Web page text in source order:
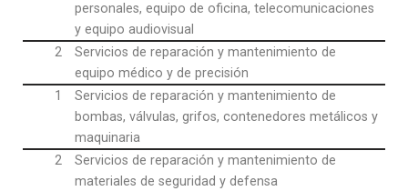
personales, equipo de oficina, telecomunicaciones
y equipo audiovisual
2
Servicios de reparación y mantenimiento de
equipo médico y de precisión
1
Servicios de reparación y mantenimiento de
bombas, válvulas, grifos, contenedores metálicos y
maquinaria
2
Servicios de reparación y mantenimiento de
materiales de seguridad y defensa